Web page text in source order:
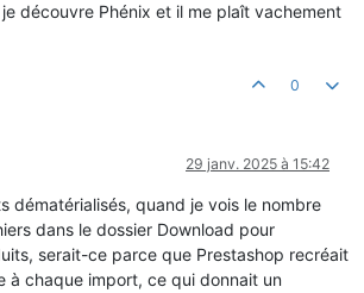
découvre Phénix et il me plaît vachement
0
29 janv. 2025 à 15:42
dématérialisés, quand je vois le nombre
dans le dossier Download pour
serait-ce parce que Prestashop recréait
à chaque import, ce qui donnait un